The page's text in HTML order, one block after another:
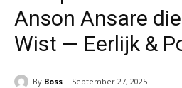
Anson Ansare
Wist — Eerlijk &
By Boss September 27, 2025